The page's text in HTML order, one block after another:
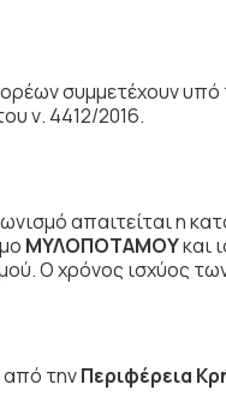
συμμετέχουν
ν. 4412/2016.
απαιτείται η
ΜΥΛΟΠΟΤΑΜΟΥκαι
Ο χρόνος ισχύος
από τηνΠεριφέρεια